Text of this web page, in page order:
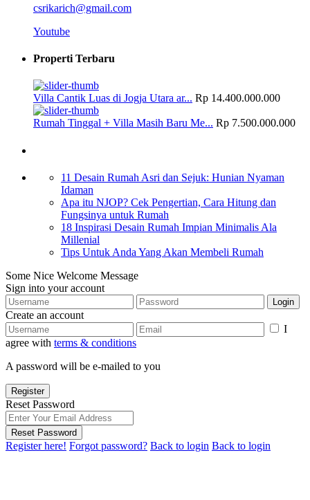
csrikarich@gmail.com
Youtube
Properti Terbaru
Villa Cantik Luas di Jogja Utara ar... Rp 14.400.000.000
Rumah Tinggal + Villa Masih Baru Me... Rp 7.500.000.000
11 Desain Rumah Asri dan Sejuk: Hunian Nyaman
Idaman
Apa itu NJOP? Cek Pengertian, Cara Hitung dan
Fungsinya untuk Rumah
18 Inspirasi Desain Rumah Impian Minimalis Ala
Millenial
Tips Untuk Anda Yang Akan Membeli Rumah
Some Nice Welcome Message
Sign into your account
Login
Create an account
I
agree with terms & conditions
A password will be e-mailed to you
Register
Reset Password
Reset Password
Register here! Forgot password? Back to login Back to login